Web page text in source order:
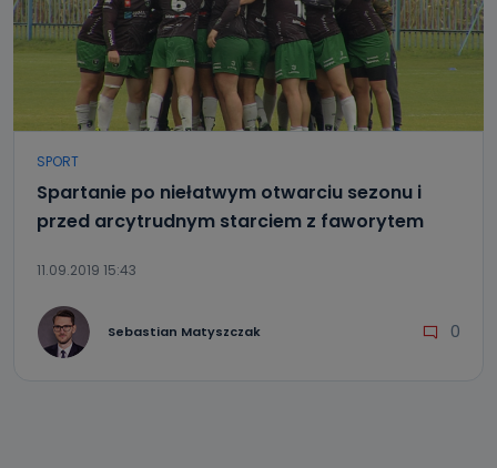
SPORT
Spartanie po niełatwym otwarciu sezonu i
przed arcytrudnym starciem z faworytem
11.09.2019 15:43
Sebastian Matyszczak 0